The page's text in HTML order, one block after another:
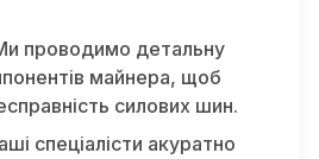
проводимо детальну
майнера, щоб
силових шин.
спеціалісти акуратно